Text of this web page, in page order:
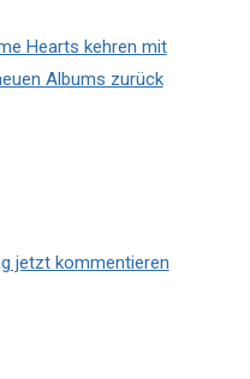
Hearts kehren mit
Albums zurück
jetzt kommentieren